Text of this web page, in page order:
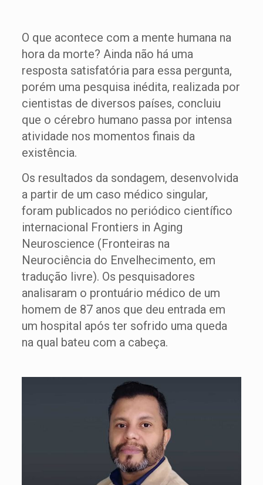
O que acontece com a mente humana na
hora da morte? Ainda não há uma
resposta satisfatória para essa pergunta,
porém uma pesquisa inédita, realizada por
cientistas de diversos países, concluiu
que o cérebro humano passa por intensa
atividade nos momentos finais da
existência.
Os resultados da sondagem, desenvolvida
a partir de um caso médico singular,
foram publicados no periódico científico
internacional Frontiers in Aging
Neuroscience (Fronteiras na
Neurociência do Envelhecimento, em
tradução livre). Os pesquisadores
analisaram o prontuário médico de um
homem de 87 anos que deu entrada em
um hospital após ter sofrido uma queda
na qual bateu com a cabeça.